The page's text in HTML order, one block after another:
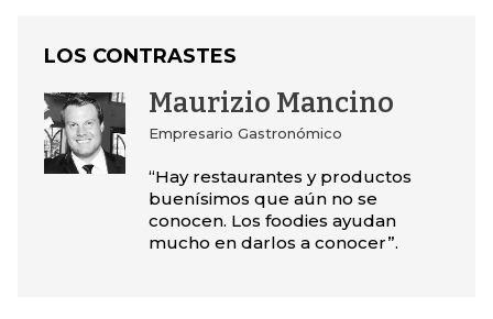
LOS CONTRASTES
Maurizio Mancino
Empresario Gastronómico
“Hay restaurantes y productos
buenísimos que aún no se
conocen. Los foodies ayudan
mucho en darlos a conocer”.